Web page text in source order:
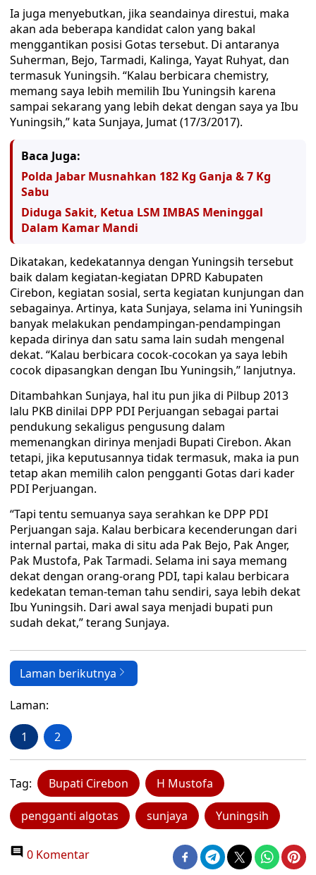
Ia juga menyebutkan, jika seandainya direstui, maka
akan ada beberapa kandidat calon yang bakal
menggantikan posisi Gotas tersebut. Di antaranya
Suherman, Bejo, Tarmadi, Kalinga, Yayat Ruhyat, dan
termasuk Yuningsih. “Kalau berbicara chemistry,
memang saya lebih memilih Ibu Yuningsih karena
sampai sekarang yang lebih dekat dengan saya ya Ibu
Yuningsih,” kata Sunjaya, Jumat (17/3/2017).
Baca Juga:
Polda Jabar Musnahkan 182 Kg Ganja & 7 Kg
Sabu
Diduga Sakit, Ketua LSM IMBAS Meninggal
Dalam Kamar Mandi
Dikatakan, kedekatannya dengan Yuningsih tersebut
baik dalam kegiatan-kegiatan DPRD Kabupaten
Cirebon, kegiatan sosial, serta kegiatan kunjungan dan
sebagainya. Artinya, kata Sunjaya, selama ini Yuningsih
banyak melakukan pendampingan-pendampingan
kepada dirinya dan satu sama lain sudah mengenal
dekat. “Kalau berbicara cocok-cocokan ya saya lebih
cocok dipasangkan dengan Ibu Yuningsih,” lanjutnya.
Ditambahkan Sunjaya, hal itu pun jika di Pilbup 2013
lalu PKB dinilai DPP PDI Perjuangan sebagai partai
pendukung sekaligus pengusung dalam
memenangkan dirinya menjadi Bupati Cirebon. Akan
tetapi, jika keputusannya tidak termasuk, maka ia pun
tetap akan memilih calon pengganti Gotas dari kader
PDI Perjuangan.
“Tapi tentu semuanya saya serahkan ke DPP PDI
Perjuangan saja. Kalau berbicara kecenderungan dari
internal partai, maka di situ ada Pak Bejo, Pak Anger,
Pak Mustofa, Pak Tarmadi. Selama ini saya memang
dekat dengan orang-orang PDI, tapi kalau berbicara
kedekatan teman-teman tahu sendiri, saya lebih dekat
Ibu Yuningsih. Dari awal saya menjadi bupati pun
sudah dekat,” terang Sunjaya.
Laman berikutnya
Laman:
1 2
Tag: Bupati Cirebon H Mustofa
pengganti algotas sunjaya Yuningsih
0 Komentar